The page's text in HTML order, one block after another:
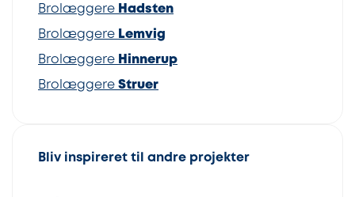
Brolæggere Hadsten
Brolæggere Lemvig
Brolæggere Hinnerup
Brolæggere Struer
Bliv inspireret til andre projekter